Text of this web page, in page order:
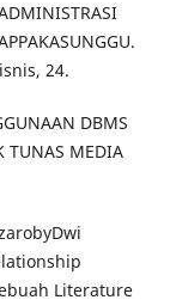
24.
DBMS
TUNAS MEDIA
Literature